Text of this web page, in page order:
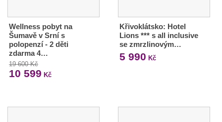
Wellness pobyt na
Šumavě v Srní s
polopenzí - 2 děti
zdarma 4…
19 600 Kč
10 599 Kč
Křivoklátsko: Hotel
Lions *** s all inclusive
se zmrzlinovým…
5 990 Kč